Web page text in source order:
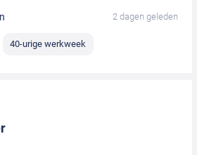
2 dagen geleden
40-urige werkweek